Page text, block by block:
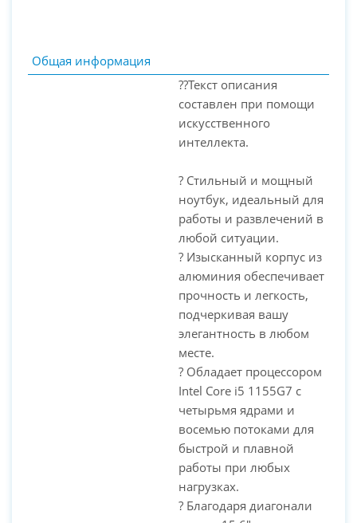
PC-Arena на карте Москвы — Яндекс Карты
Общая информация
??Текст описания
составлен при помощи
искусственного
интеллекта.
? Стильный и мощный
ноутбук, идеальный для
работы и развлечений в
любой ситуации.
? Изысканный корпус из
алюминия обеспечивает
прочность и легкость,
подчеркивая вашу
элегантность в любом
месте.
? Обладает процессором
Intel Core i5 1155G7 с
четырьмя ядрами и
восемью потоками для
быстрой и плавной
работы при любых
нагрузках.
? Благодаря диагонали